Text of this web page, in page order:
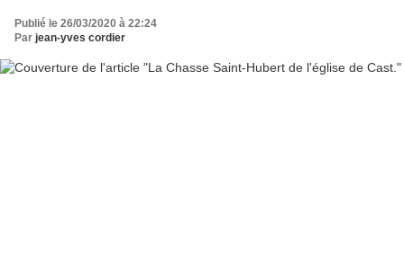
Publié le 26/03/2020 à 22:24
Par jean-yves cordier